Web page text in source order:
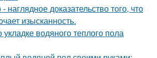
наглядное доказательство того, что
изысканность.
водяного теплого пола